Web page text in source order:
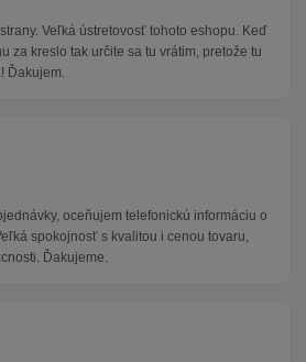
Veľká ústretovosť tohoto eshopu. Keď
za kreslo tak určite sa tu vrátim, pretože tu
Ďakujem.
oceňujem telefonickú informáciu o
spokojnosť s kvalitou i cenou tovaru,
Ďakujeme.